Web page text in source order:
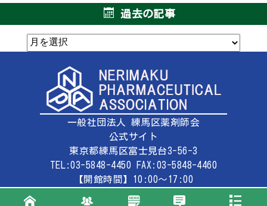
過去の記事
一般社団法人 練馬区薬剤師会
公式サイト
東京都練馬区富士見台3-56-3
TEL:03-5848-4450 FAX:03-5848-4460
【開館時間】10:00～17:00
【定休日】土曜・日曜・祝祭日